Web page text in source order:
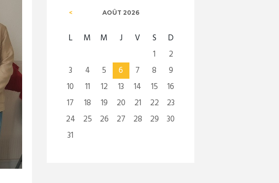
AOÛT 2026
L M M J V S
D
1
2
3
4 5 6 7 8
9
10
11 12 13 14 15
16
17
18 19 20 21 22
23
24
25 26 27 28 29
30
31